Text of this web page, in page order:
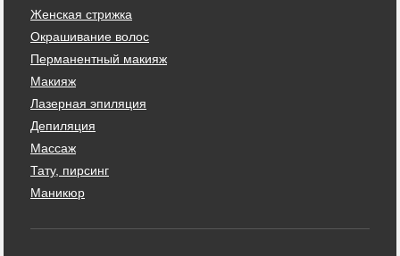
Женская стрижка
Окрашивание волос
Перманентный макияж
Макияж
Лазерная эпиляция
Депиляция
Массаж
Тату, пирсинг
Маникюр